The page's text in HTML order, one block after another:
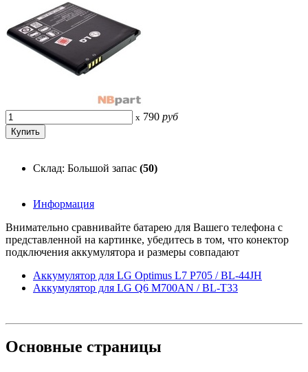
x 790 руб
Склад: Большой запас (50)
Информация
Внимательно сравнивайте батарею для Вашего телефона с
представленной на картинке, убедитесь в том, что конектор
подключения аккумулятора и размеры совпадают
Аккумулятор для LG Optimus L7 P705 / BL-44JH
Аккумулятор для LG Q6 M700AN / BL-T33
Основные страницы